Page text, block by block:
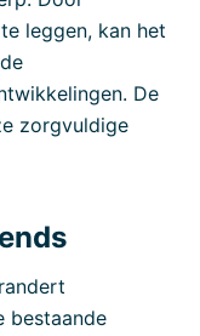
leggen, kan het
De
zorgvuldige
bestaande